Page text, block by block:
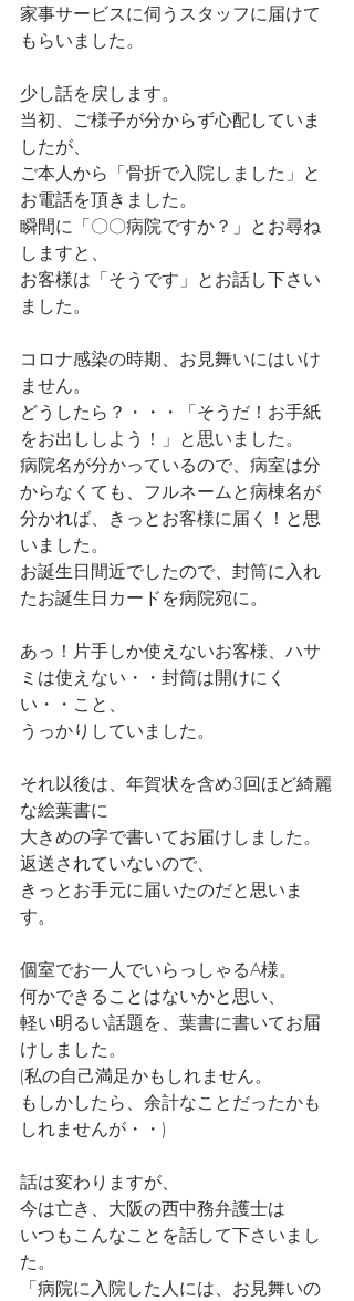
家事サービスに伺うスタッフに届けて
もらいました。
少し話を戻します。
当初、ご様子が分からず心配していま
したが、
ご本人から「骨折で入院しました」と
お電話を頂きました。
瞬間に「〇〇病院ですか？」とお尋ね
しますと、
お客様は「そうです」とお話し下さい
ました。
コロナ感染の時期、お見舞いにはいけ
ません。
どうしたら？・・・「そうだ！お手紙
をお出ししよう！」と思いました。
病院名が分かっているので、病室は分
からなくても、フルネームと病棟名が
分かれば、きっとお客様に届く！と思
いました。
お誕生日間近でしたので、封筒に入れ
たお誕生日カードを病院宛に。
あっ！片手しか使えないお客様、ハサ
ミは使えない・・封筒は開けにく
い・・こと、
うっかりしていました。
それ以後は、年賀状を含め3回ほど綺麗
な絵葉書に
大きめの字で書いてお届けしました。
返送されていないので、
きっとお手元に届いたのだと思いま
す。
個室でお一人でいらっしゃるA様。
何かできることはないかと思い、
軽い明るい話題を、葉書に書いてお届
けしました。
(私の自己満足かもしれません。
もしかしたら、余計なことだったかも
しれませんが・・)
話は変わりますが、
今は亡き、大阪の西中務弁護士は
いつもこんなことを話して下さいまし
た。
「病院に入院した人には、お見舞いの